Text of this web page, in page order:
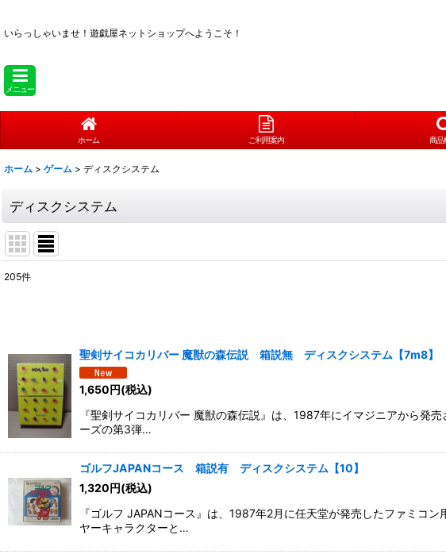
いらっしゃいませ！ 遊戯屋ネットショップへようこそ！
メニュー
ホーム ご利用案内 商品
ホーム > ゲーム > ディスクシステム
ディスクシステム
並び順:
205件
聖剣サイコカリバー 魔獣の森伝説 箱説無 ディスクシステム【7m8】
1,650円(税込)
『聖剣サイコカリバー 魔獣の森伝説』は、1987年にイマジニアから発
ーズの第3弾…
ゴルフJAPANコース 箱説有 ディスクシステム【10】
1,320円(税込)
『ゴルフ JAPANコース』は、1987年2月に任天堂が発売したファミコ
ヤーキャラクターと…